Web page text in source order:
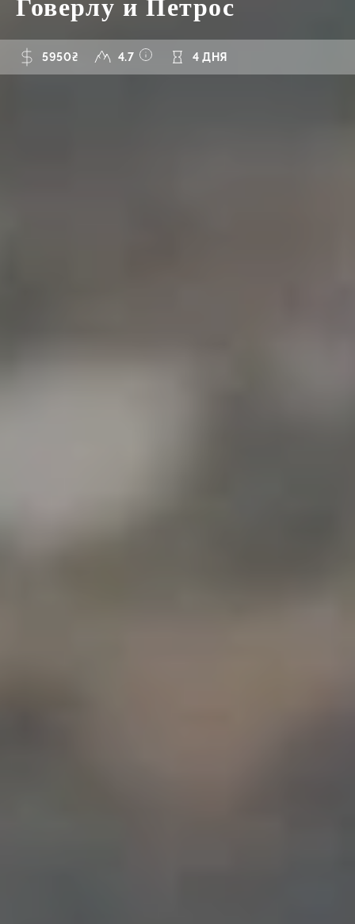
Говерлу и Петрос
5950₴ 4.7 4 ДНЯ